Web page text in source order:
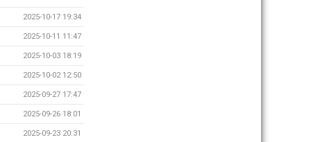
2025-10-17 19:34
2025-10-11 11:47
2025-10-03 18:19
2025-10-02 12:50
2025-09-27 17:47
2025-09-26 18:01
2025-09-23 20:31